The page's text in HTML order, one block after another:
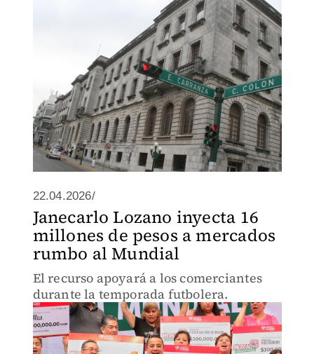
22.04.2026/
Janecarlo Lozano inyecta 16
millones de pesos a mercados
rumbo al Mundial
El recurso apoyará a los comerciantes
durante la temporada futbolera.